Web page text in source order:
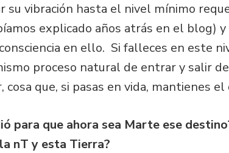
su vibración hasta el nivel mínimo
explicado años atrás en el blog)
en ello. Si falleces en este
proceso natural de entrar y salir
cosa que, si pasas en vida, mantienes
para que ahora sea Marte ese
nT y esta Tierra?